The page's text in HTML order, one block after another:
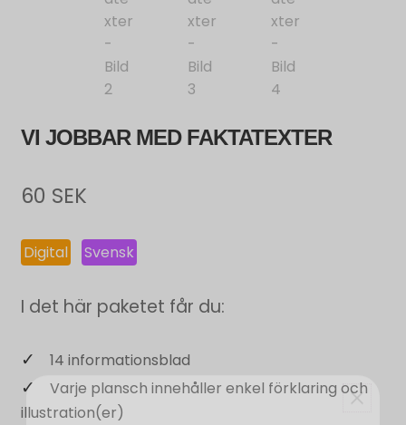
VI JOBBAR MED FAKTATEXTER
60 SEK
Digital Svensk
I det här paketet får du:
14 informationsblad
Varje plansch innehåller enkel förklaring och
illustration(er)